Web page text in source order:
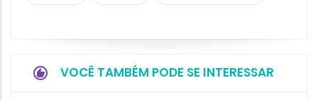
VOCÊ TAMBÉM PODE SE INTERESSAR